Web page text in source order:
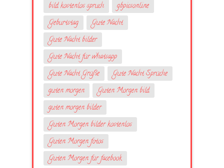
bild kostenlos spruch
gbpicsonline
Geburtstag
Gute Nacht
Gute Nacht bilder
Gute Nacht für whatsapp
Gute Nacht Grüße
Gute Nacht Sprüche
guten morgen
Guten Morgen bild
guten morgen bilder
Guten Morgen bilder kostenlos
Guten Morgen fotos
Guten Morgen für facebook